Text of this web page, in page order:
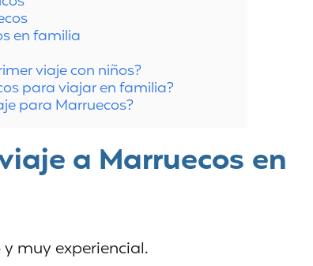
en familia
viaje con niños?
para viajar en familia?
para Marruecos?
a Marruecos en
muy experiencial.